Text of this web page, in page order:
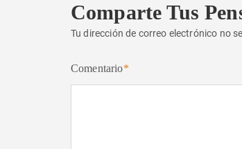
Comparte Tus
Tu dirección de correo electrónico no
Comentario*